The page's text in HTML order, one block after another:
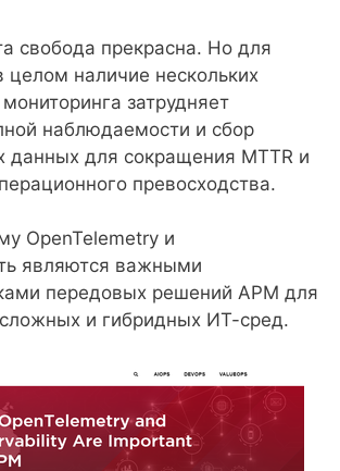
свобода прекрасна. Но для
целом наличие нескольких
затрудняет
наблюдаемости и сбор
данных для сокращения MTTR и
превосходства.
OpenTelemetry и
являются важными
передовых решений APM для
и гибридных ИТ-сред.